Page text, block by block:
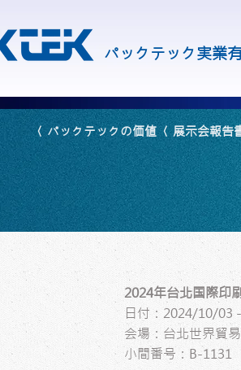
パックテック実業
〈 パックテックの価値〈 展示会報告
2024年台北国際印
日付：2024/10/03
会場：台北世界貿
小間番号：B-1131